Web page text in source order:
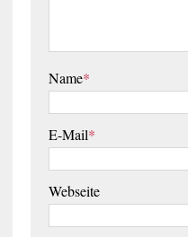
Name*
E-Mail*
Webseite